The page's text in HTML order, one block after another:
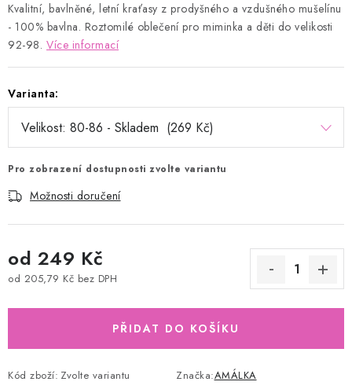
Kvalitní, bavlněné, letní kraťasy z prodyšného a vzdušného mušelínu
- 100% bavlna. Roztomilé oblečení pro miminka a děti do velikosti
92-98. Více informací
Varianta:
Pro zobrazení dostupnosti zvolte variantu
Možnosti doručení
od 249 Kč
od 205,79 Kč bez DPH
PŘIDAT DO KOŠÍKU
Kód zboží: Zvolte variantu Značka:AMÁLKA